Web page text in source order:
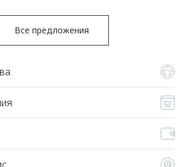
Все предложения